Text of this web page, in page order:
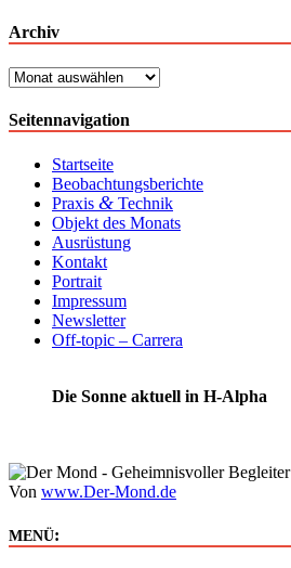
Archiv
Archiv
Seitennavigation
Startseite
Beobachtungsberichte
Praxis & Technik
Objekt des Monats
Ausrüstung
Kontakt
Portrait
Impressum
Newsletter
Off-topic – Carrera
Die Sonne aktuell in H-Alpha
Von www.Der-Mond.de
MENÜ: